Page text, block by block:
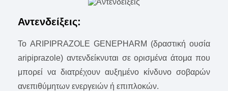
Αντενδείξεις:
Το ARIPIPRAZOLE GENEPHARM (δραστική ουσία
aripiprazole) αντενδείκνυται σε ορισμένα άτομα που
μπορεί να διατρέχουν αυξημένο κίνδυνο σοβαρών
ανεπιθύμητων ενεργειών ή επιπλοκών.